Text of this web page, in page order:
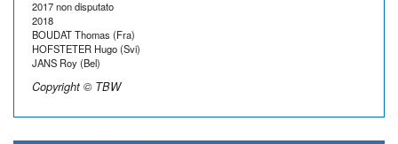
2017 non disputato
2018
BOUDAT Thomas (Fra)
HOFSTETER Hugo (Svi)
JANS Roy (Bel)
Copyright © TBW